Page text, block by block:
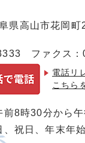
県高山市花岡
ファクス
電話リ
こちら
前8時30分から
祝日、年末年